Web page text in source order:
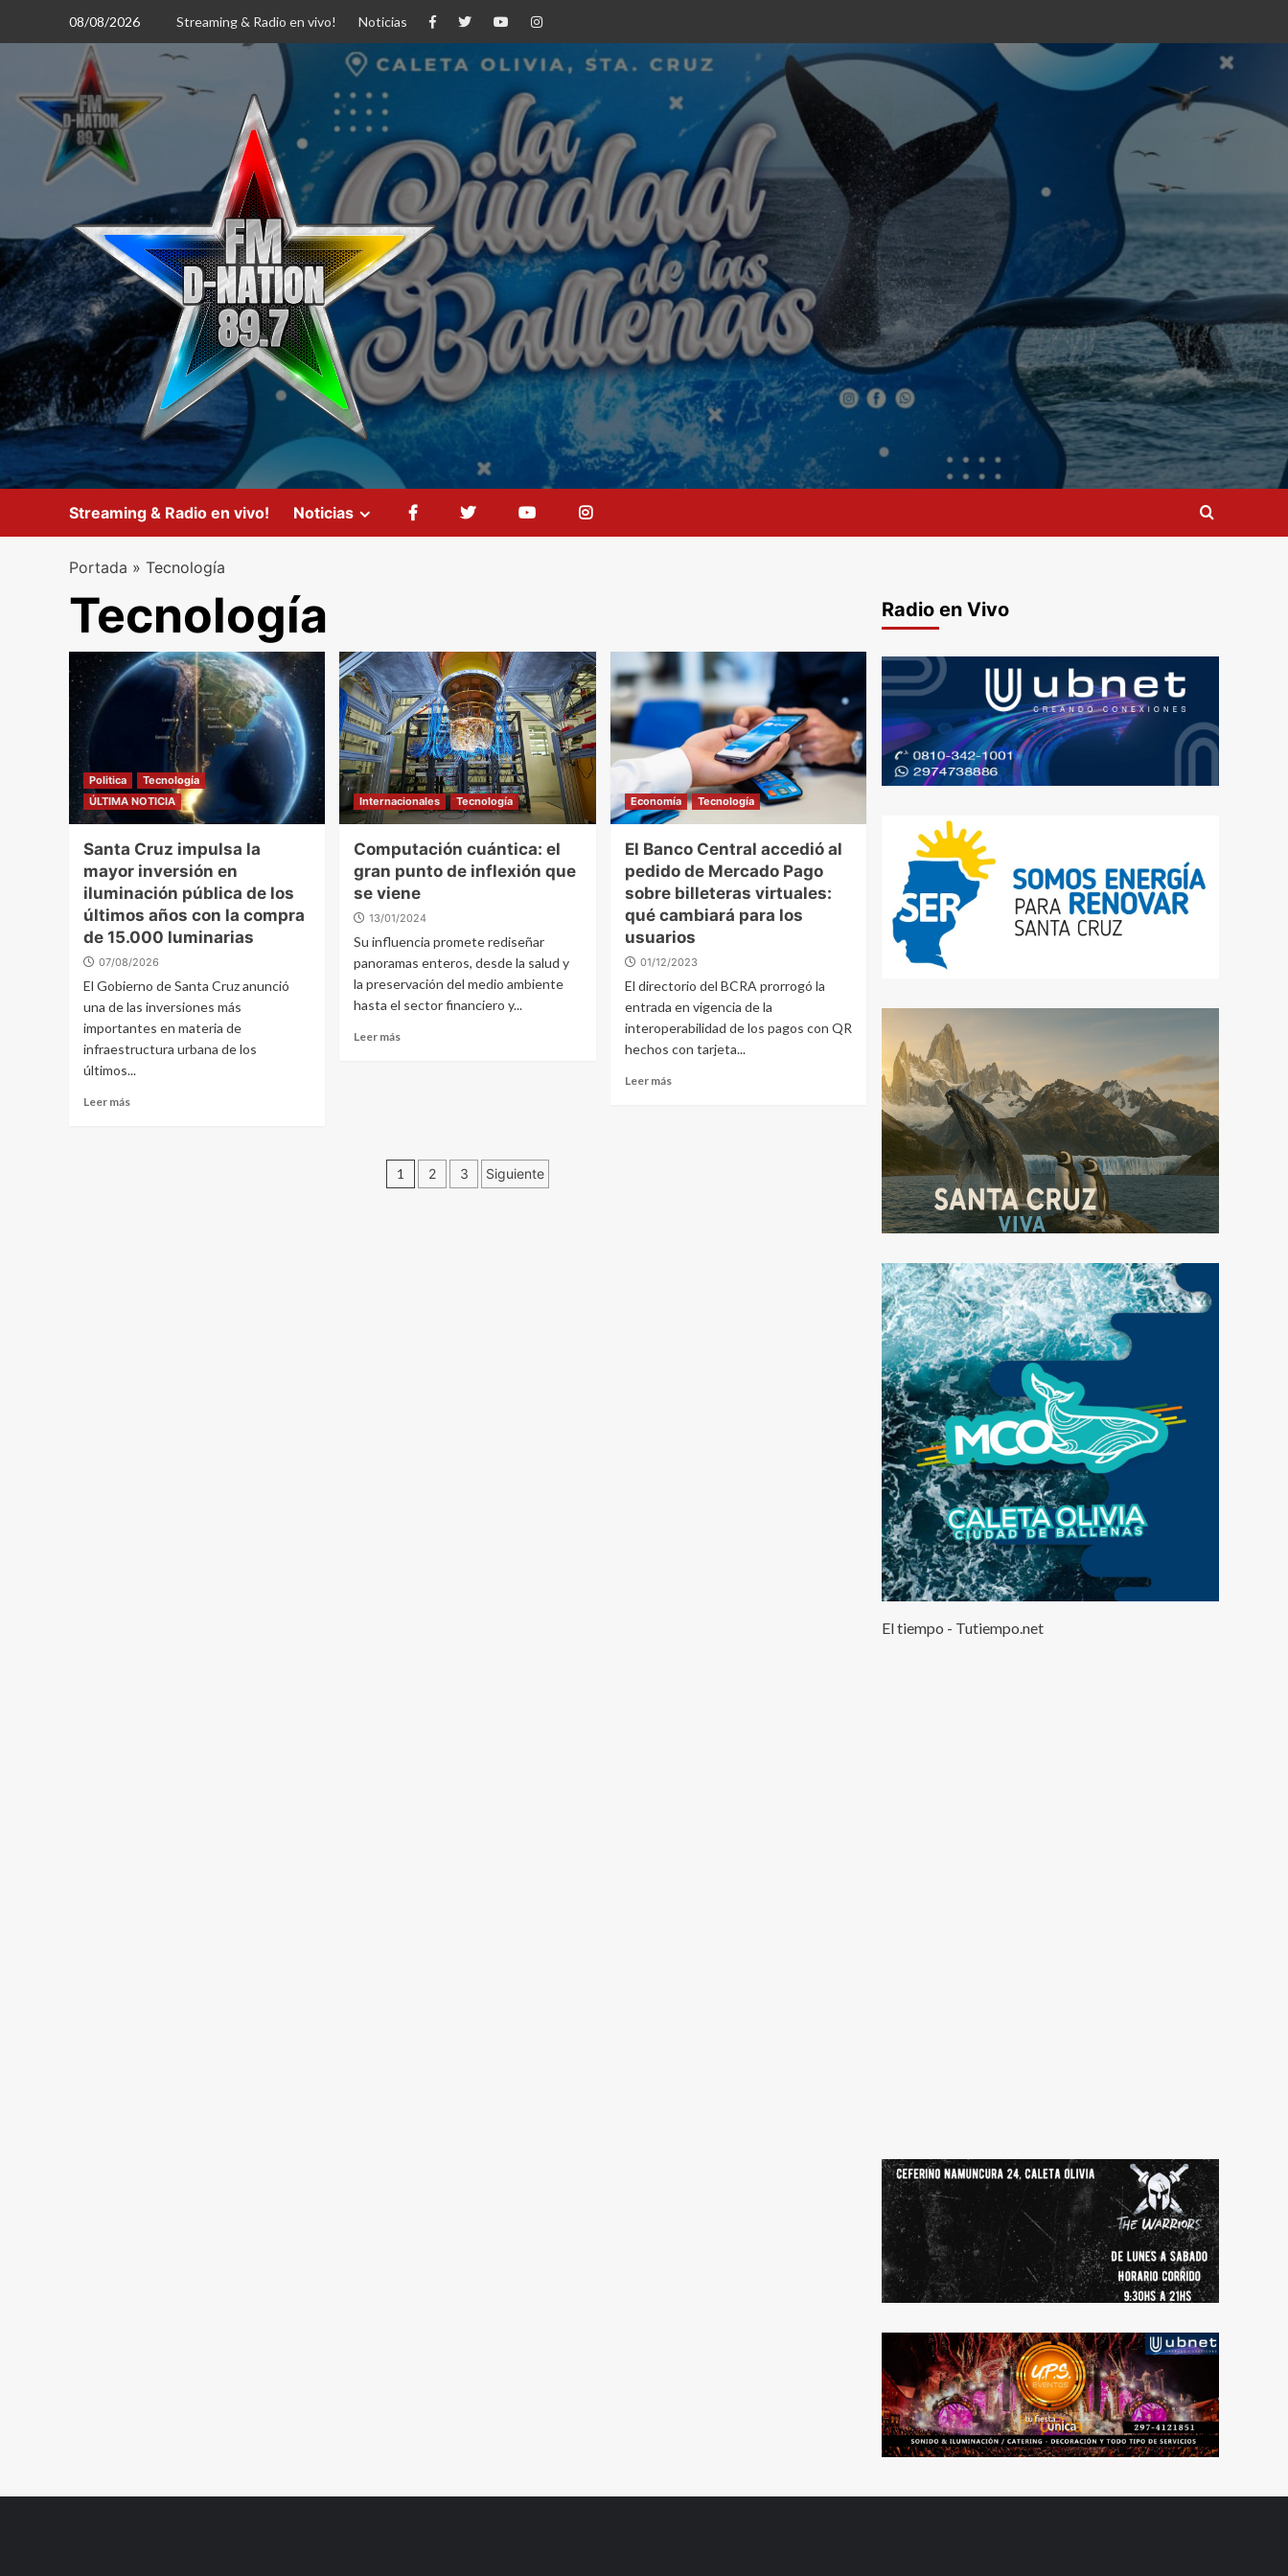
08/08/2026 Streaming & Radio en vivo! Noticias
Streaming & Radio en vivo! Noticias
Portada » Tecnología
Tecnología
Politica
Tecnología
ÚLTIMA NOTICIA
Santa Cruz impulsa la
mayor inversión en
iluminación pública de los
últimos años con la compra
de 15.000 luminarias
07/08/2026
El Gobierno de Santa Cruz anunció
una de las inversiones más
importantes en materia de
infraestructura urbana de los
últimos...
Leer más
Internacionales Tecnología
Computación cuántica: el
gran punto de inflexión que
se viene
13/01/2024
Su influencia promete rediseñar
panoramas enteros, desde la salud y
la preservación del medio ambiente
hasta el sector financiero y...
Leer más
Economía Tecnología
El Banco Central accedió al
pedido de Mercado Pago
sobre billeteras virtuales:
qué cambiará para los
usuarios
01/12/2023
El directorio del BCRA prorrogó la
entrada en vigencia de la
interoperabilidad de los pagos con QR
hechos con tarjeta...
Leer más
Paginación
1 2 3 Siguiente
Radio en Vivo
El tiempo - Tutiempo.net